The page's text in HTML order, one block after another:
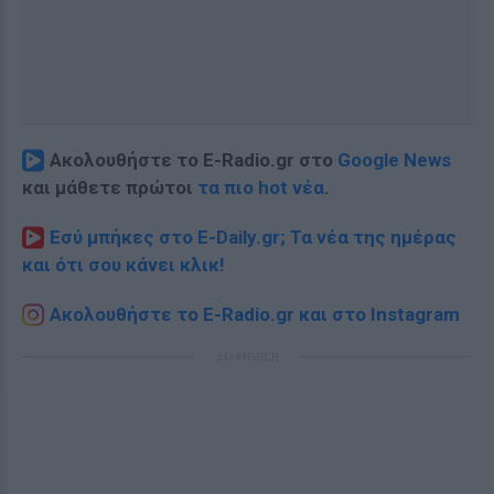
Ακολουθήστε το E-Radio.gr στο Google News
και μάθετε πρώτοι τα πιο hot νέα.
Εσύ μπήκες στο E-Daily.gr; Τα νέα της ημέρας
και ότι σου κάνει κλικ!
Ακολουθήστε το E-Radio.gr και στο Instagram